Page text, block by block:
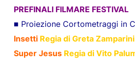
PREFINALI FILMARE FESTIVAL
■ Proiezione Cortometraggi in
Insetti Regia di Greta Zamparini
Super JesusRegia di Vito